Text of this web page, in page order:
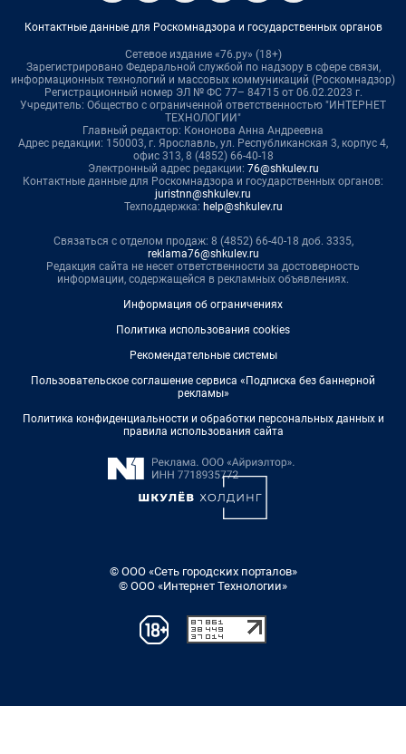
Контактные данные для Роскомнадзора и государственных органов
Сетевое издание «76.ру» (18+)
Зарегистрировано Федеральной службой по надзору в сфере связи,
информационных технологий и массовых коммуникаций (Роскомнадзор)
Регистрационный номер ЭЛ № ФС 77– 84715 от 06.02.2023 г.
Учредитель: Общество с ограниченной ответственностью "ИНТЕРНЕТ
ТЕХНОЛОГИИ"
Главный редактор: Кононова Анна Андреевна
Адрес редакции: 150003, г. Ярославль, ул. Республиканская 3, корпус 4,
офис 313, 8 (4852) 66-40-18
Электронный адрес редакции: 76@shkulev.ru
Контактные данные для Роскомнадзора и государственных органов:
juristnn@shkulev.ru
Техподдержка: help@shkulev.ru
Связаться с отделом продаж: 8 (4852) 66-40-18 доб. 3335,
reklama76@shkulev.ru
Редакция сайта не несет ответственности за достоверность
информации, содержащейся в рекламных объявлениях.
Информация об ограничениях
Политика использования cookies
Рекомендательные системы
Пользовательское соглашение сервиса «Подписка без баннерной
рекламы»
Политика конфиденциальности и обработки персональных данных и
правила использования сайта
© ООО «Сеть городских порталов»
© ООО «Интернет Технологии»